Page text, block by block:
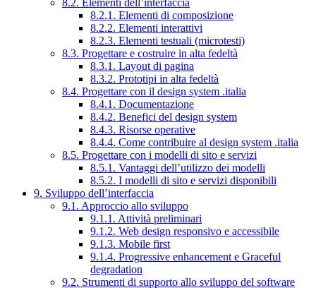
8.2. Elementi dell’interfaccia
8.2.1. Elementi di composizione
8.2.2. Elementi interattivi
8.2.3. Elementi testuali (microtesti)
8.3. Progettare e costruire in alta fedeltà
8.3.1. Layout di pagina
8.3.2. Prototipi in alta fedeltà
8.4. Progettare con il design system .italia
8.4.1. Documentazione
8.4.2. Benefici del design system
8.4.3. Risorse operative
8.4.4. Come contribuire al design system .italia
8.5. Progettare con i modelli di sito e servizi
8.5.1. Vantaggi dell’utilizzo dei modelli
8.5.2. I modelli di sito e servizi disponibili
9. Sviluppo dell’interfaccia
9.1. Approccio allo sviluppo
9.1.1. Attività preliminari
9.1.2. Web design responsivo e accessibile
9.1.3. Mobile first
9.1.4. Progressive enhancement e Graceful
degradation
9.2. Strumenti di supporto allo sviluppo del software